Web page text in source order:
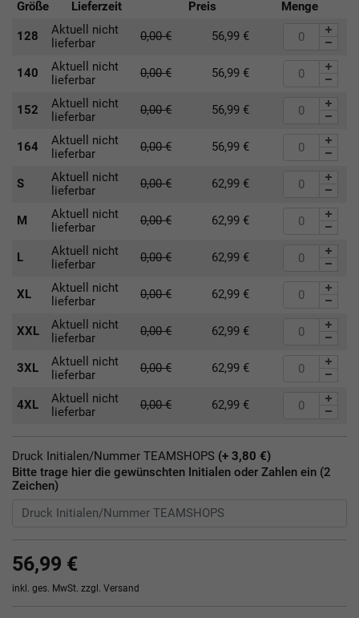
Größe Lieferzeit Preis Menge
128
Aktuell nicht
lieferbar
0,00€ 56,99 €
140
Aktuell nicht
lieferbar
0,00€ 56,99 €
152
Aktuell nicht
lieferbar
0,00€ 56,99 €
164
Aktuell nicht
lieferbar
0,00€ 56,99 €
S
Aktuell nicht
lieferbar
0,00€ 62,99 €
M
Aktuell nicht
lieferbar
0,00€ 62,99 €
L
Aktuell nicht
lieferbar
0,00€ 62,99 €
XL
Aktuell nicht
lieferbar
0,00€ 62,99 €
XXL
Aktuell nicht
lieferbar
0,00€ 62,99 €
3XL
Aktuell nicht
lieferbar
0,00€ 62,99 €
4XL
Aktuell nicht
lieferbar
0,00€ 62,99 €
Druck Initialen/Nummer TEAMSHOPS (+ 3,80 €)
Bitte trage hier die gewünschten Initialen oder Zahlen ein (2
Zeichen)
56,99 €
inkl. ges. MwSt. zzgl. Versand